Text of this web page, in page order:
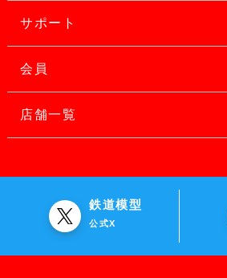
サポート
会員
店舗一覧
鉄道模型
公式X